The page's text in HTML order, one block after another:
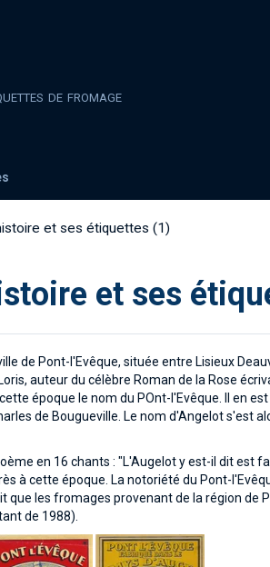
de fromage
et ses étiquettes (1)
et ses
de Pont-l'Evêque, située entre Lisieux
auteur du célèbre Roman de la Rose
époque le nom du POnt-l'Evêque. Il en
de Bougueville. Le nom d'Angelot s'est
en 16 chants : "L'Augelot y est-il dit est
à cette époque. La notoriété du Pont-
que les fromages provenant de la région
de 1988).